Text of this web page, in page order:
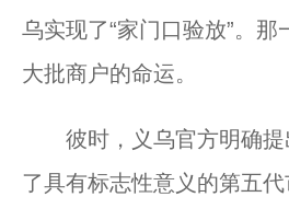
乌实现了“家门口验放”。
大批商户的命运。
彼时，义乌官方明确提
了具有标志性意义的第五